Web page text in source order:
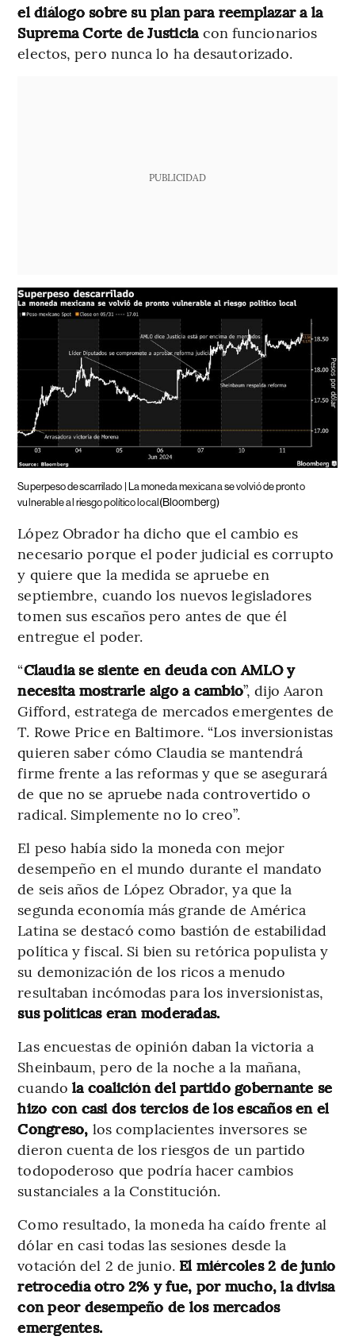
el diálogo sobre su plan para reemplazar a la
Suprema Corte de Justiciacon funcionarios
electos, pero nunca lo ha desautorizado.
PUBLICIDAD
Superpeso descarrilado | La moneda mexicana se volvió de pronto
vulnerable al riesgo político local(Bloomberg)
López Obrador ha dicho que el cambio es
necesario porque el poder judicial es corrupto
y quiere que la medida se apruebe en
septiembre, cuando los nuevos legisladores
tomen sus escaños pero antes de que él
entregue el poder.
“Claudia se siente en deuda con AMLO y
necesita mostrarle algo a cambio”, dijo Aaron
Gifford, estratega de mercados emergentes de
T. Rowe Price en Baltimore. “Los inversionistas
quieren saber cómo Claudia se mantendrá
firme frente a las reformas y que se asegurará
de que no se apruebe nada controvertido o
radical. Simplemente no lo creo”.
El peso había sido la moneda con mejor
desempeño en el mundo durante el mandato
de seis años de López Obrador, ya que la
segunda economía más grande de América
Latina se destacó como bastión de estabilidad
política y fiscal. Si bien su retórica populista y
su demonización de los ricos a menudo
resultaban incómodas para los inversionistas,
sus políticas eran moderadas.
Las encuestas de opinión daban la victoria a
Sheinbaum, pero de la noche a la mañana,
cuandola coalición del partido gobernante se
hizo con casi dos tercios de los escaños en el
Congreso, los complacientes inversores se
dieron cuenta de los riesgos de un partido
todopoderoso que podría hacer cambios
sustanciales a la Constitución.
Como resultado, la moneda ha caído frente al
dólar en casi todas las sesiones desde la
votación del 2 de junio. El miércoles 2 de junio
retrocedía otro 2% y fue, por mucho, la divisa
con peor desempeño de los mercados
emergentes.